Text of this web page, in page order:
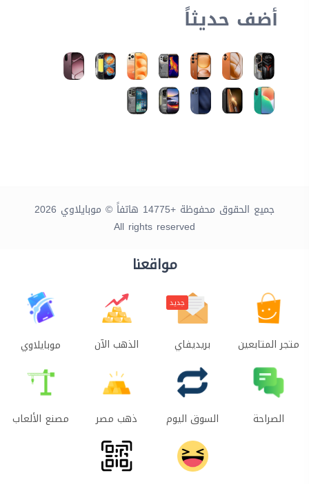
أضف حديثاً
جميع الحقوق محفوظة +14775 هاتفاً © موبايلاوي 2026
All rights reserved